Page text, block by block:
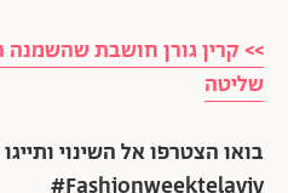
>> קרין גורן חושבת שהשמנה
שליטה
בואו הצטרפו אל השינוי ותייגו